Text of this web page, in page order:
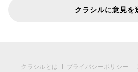
クラシルに意見を
クラシルとは プライバシーポリシー